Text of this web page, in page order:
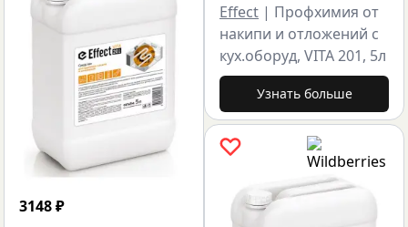
3148₽
Effect | Профхимия от
накипи и отложений с
кух.оборуд, VITA 201, 5л
Узнать больше